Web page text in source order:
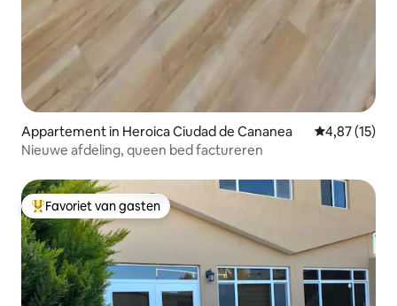
Appartement in Heroica Ciudad de Cananea Gemiddelde
4,87 (15)
Nieuwe afdeling, queen bed factureren
Topfavoriet van gasten
Favoriet van gasten